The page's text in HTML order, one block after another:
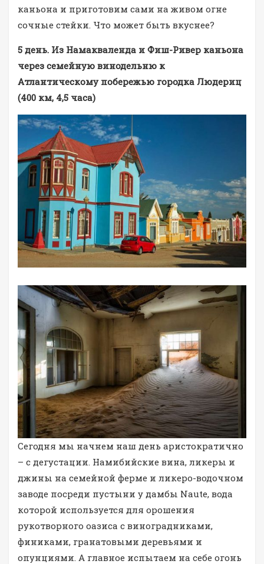
каньона и приготовим сами на живом огне
сочные стейки. Что может быть вкуснее?
5 день. Из Намакваленда и Фиш-Ривер каньона
через семейную винодельню к
Атлантическому побережью городка Людериц
(400 км, 4,5 часа)
Сегодня мы начнем наш день аристократично
– с дегустации. Намибийские вина, ликеры и
джины на семейной ферме и ликеро-водочном
заводе посреди пустыни у дамбы Naute, вода
которой используется для орошения
рукотворного оазиса с виноградниками,
финиками, гранатовыми деревьями и
опунциями. А главное испытаем на себе огонь